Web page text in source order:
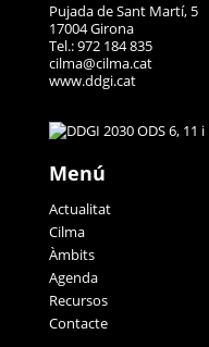
Pujada de Sant Martí, 5
17004 Girona
Tel.: 972 184 835
cilma@cilma.cat
www.ddgi.cat
Menú
Actualitat
Cilma
Àmbits
Agenda
Recursos
Contacte